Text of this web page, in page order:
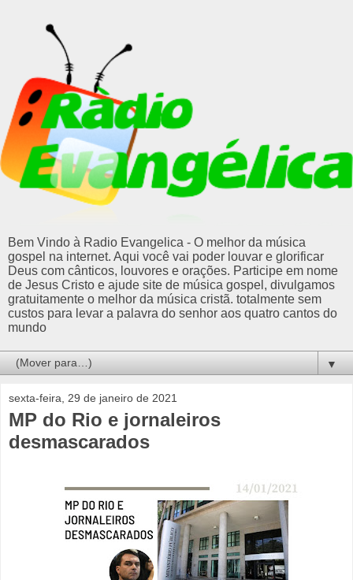
Bem Vindo à Radio Evangelica - O melhor da música
gospel na internet. Aqui você vai poder louvar e glorificar
Deus com cânticos, louvores e orações. Participe em nome
de Jesus Cristo e ajude site de música gospel, divulgamos
gratuitamente o melhor da música cristã. totalmente sem
custos para levar a palavra do senhor aos quatro cantos do
mundo
▼
sexta-feira, 29 de janeiro de 2021
MP do Rio e jornaleiros
desmascarados